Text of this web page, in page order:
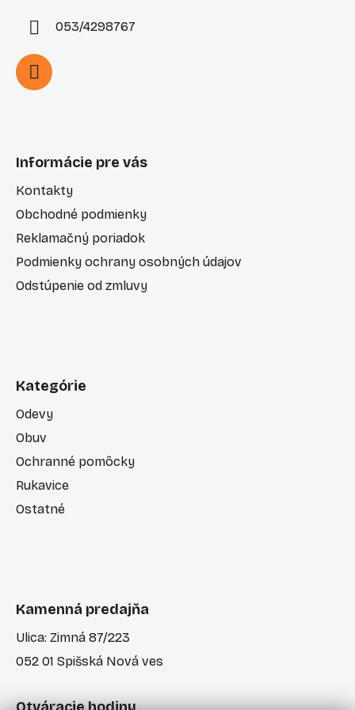
053/4298767
Informácie pre vás
Kontakty
Obchodné podmienky
Reklamačný poriadok
Podmienky ochrany osobných údajov
Odstúpenie od zmluvy
Kategórie
Odevy
Obuv
Ochranné pomôcky
Rukavice
Ostatné
Kamenná predajňa
Ulica: Zimná 87/223
052 01 Spišská Nová ves